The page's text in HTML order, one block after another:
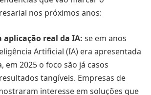
nos próximos anos:
aplicação real da IA: se em anos
Artificial (IA) era apresentada
em 2025 o foco são já casos
tangíveis. Empresas de
interesse em soluções que